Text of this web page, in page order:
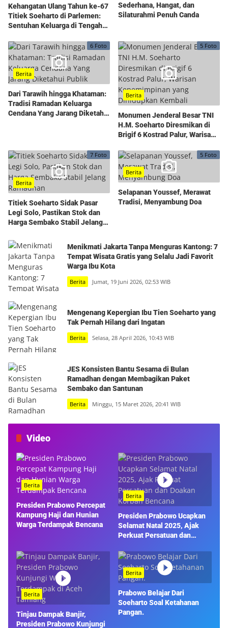
Kehangatan Ulang Tahun ke-67
Titiek Soeharto di Parlemen:
Sentuhan Keluarga di Tengah
Sederhana, Hangat, dan
Silaturahmi Penuh Canda
6 Foto
Berita
Dari Tarawih hingga Khataman:
Tradisi Ramadan Keluarga
Cendana Yang Jarang Diketahui
5 Foto
Berita
Monumen Jenderal Besar TNI
H.M. Soeharto Diresmikan di
Brigif 6 Kostrad Palur, Warisan
Dihidupkan Kembali
7 Foto
Berita
Titiek Soeharto Sidak Pasar
Legi Solo, Pastikan Stok dan
Harga Sembako Stabil Jelang
5 Foto
Berita
Selapanan Youssef, Merawat
Tradisi, Menyambung Doa
Menikmati Jakarta Tanpa Menguras Kantong: 7
Tempat Wisata Gratis yang Selalu Jadi Favorit
Warga Ibu Kota
Berita Jumat, 19 Juni 2026, 02:53 WIB
Mengenang Kepergian Ibu Tien Soeharto yang
Tak Pernah Hilang dari Ingatan
Berita Selasa, 28 April 2026, 10:43 WIB
JES Konsisten Bantu Sesama di Bulan
Ramadhan dengan Membagikan Paket
Sembako dan Santunan
Berita Minggu, 15 Maret 2026, 20:41 WIB
Video
Berita
Presiden Prabowo Percepat
Kampung Haji dan Hunian
Warga Terdampak Bencana
Berita
Presiden Prabowo Ucapkan
Selamat Natal 2025, Ajak
Perkuat Persatuan dan
Berita
Tinjau Dampak Banjir,
Presiden Prabowo Kunjungi
Berita
Prabowo Belajar Dari
Soeharto Soal Ketahanan
Pangan.